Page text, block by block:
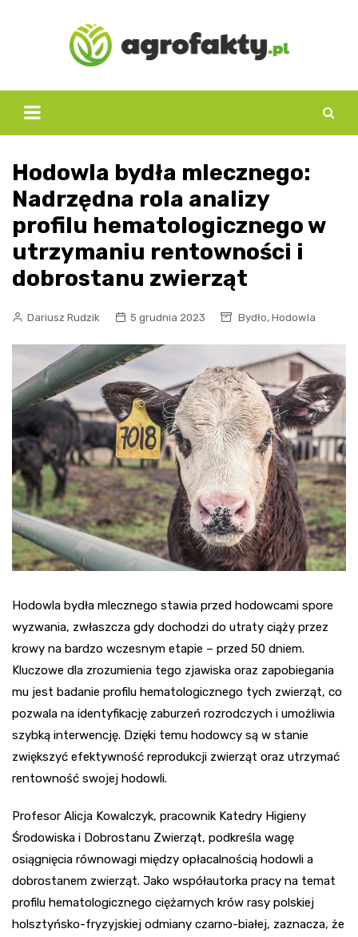
Hodowla bydła mlecznego:
Nadrzędna rola analizy
profilu hematologicznego w
utrzymaniu rentowności i
dobrostanu zwierząt
Dariusz Rudzik 5 grudnia 2023 Bydło, Hodowla
Hodowla bydła mlecznego stawia przed hodowcami spore
wyzwania, zwłaszcza gdy dochodzi do utraty ciąży przez
krowy na bardzo wczesnym etapie – przed 50 dniem.
Kluczowe dla zrozumienia tego zjawiska oraz zapobiegania
mu jest badanie profilu hematologicznego tych zwierząt, co
pozwala na identyfikację zaburzeń rozrodczych i umożliwia
szybką interwencję. Dzięki temu hodowcy są w stanie
zwiększyć efektywność reprodukcji zwierząt oraz utrzymać
rentowność swojej hodowli.
Profesor Alicja Kowalczyk, pracownik Katedry Higieny
Środowiska i Dobrostanu Zwierząt, podkreśla wagę
osiągnięcia równowagi między opłacalnością hodowli a
dobrostanem zwierząt. Jako współautorka pracy na temat
profilu hematologicznego ciężarnych krów rasy polskiej
holsztyńsko-fryzyjskiej odmiany czarno-białej, zaznacza, że